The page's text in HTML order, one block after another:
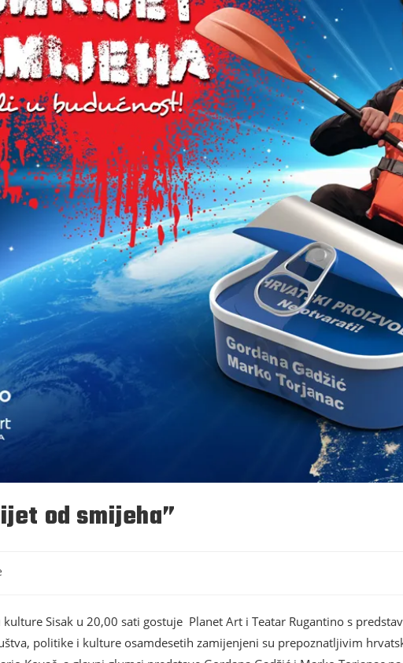
od smijeha”
Sisak u 20,00 sati gostuje Planet Art i Teatar Rugantino s
politike i kulture osamdesetih zamijenjeni su prepoznatljivim